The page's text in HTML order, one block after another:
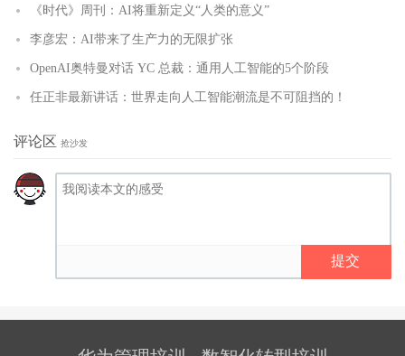
《时代》周刊：AI将重新定义“人类的意义”
李彦宏：AI带来了生产力的无限扩张
OpenAI奥特曼对话 YC 总裁：通用人工智能的5个阶段
任正非最新讲话：世界走向人工智能潮流是不可阻挡的！
评论区 抢沙发
提交